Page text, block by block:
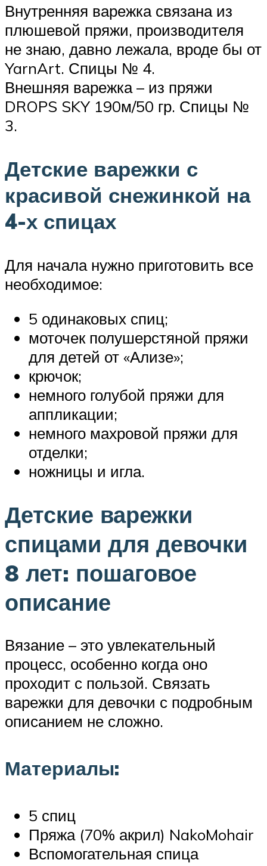
Внутренняя варежка связана из
плюшевой пряжи, производителя
не знаю, давно лежала, вроде бы от
YarnArt. Спицы № 4.
Внешняя варежка – из пряжи
DROPS SKY 190м/50 гр. Спицы №
3.
Детские варежки с
красивой снежинкой на
4-х спицах
Для начала нужно приготовить все
необходимое:
5 одинаковых спиц;
моточек полушерстяной пряжи
для детей от «Ализе»;
крючок;
немного голубой пряжи для
аппликации;
немного махровой пряжи для
отделки;
ножницы и игла.
Детские варежки
спицами для девочки
8 лет: пошаговое
описание
Вязание – это увлекательный
процесс, особенно когда оно
проходит с пользой. Связать
варежки для девочки с подробным
описанием не сложно.
Материалы:
5 спиц
Пряжа (70% акрил) NakoMohair
Вспомогательная спица